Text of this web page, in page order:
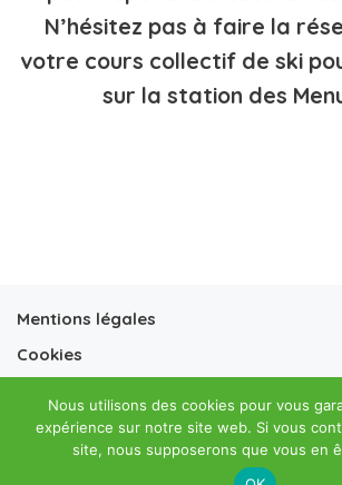
N’hésitez pas à faire la
votre cours collectif de ski
sur la station des
Mentions légales
Cookies
Conditions générales location
Nous utilisons des cookies pour vous
expérience sur notre site web. Si vous
site, nous supposerons que vous en